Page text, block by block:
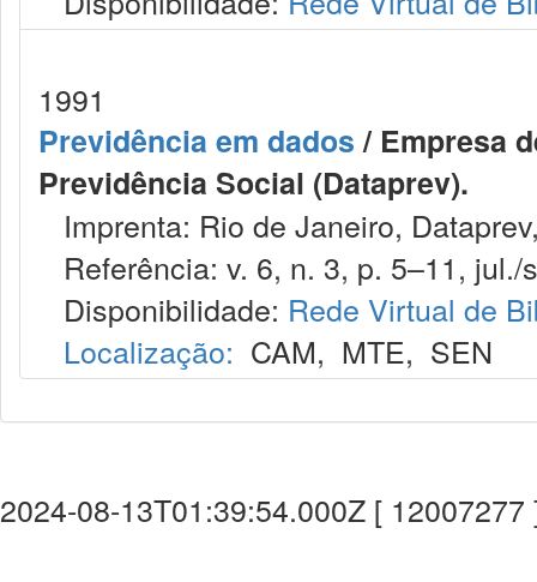
1991
Previdência em dados/ Empresa
Previdência Social (Dataprev).
Imprenta: Rio de Janeiro,
Referência: v. 6, n. 3, p. 5–11, jul./
Disponibilidade: Rede Virtual de
Localização: CAM, MTE, SEN
2024-08-13T01:39:54.000Z [ 12007277